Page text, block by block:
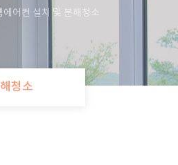
에어컨 설치 및 분해청소
청소